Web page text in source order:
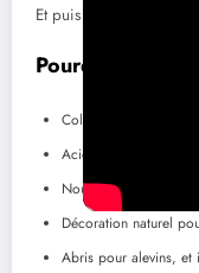
Et puis c’est GRATUIT,
Pourquoi utiliser
Colore l’eau de
Acidifie l’eau de
Nourriture pour les
Décoration naturel
Abris pour alevins, et